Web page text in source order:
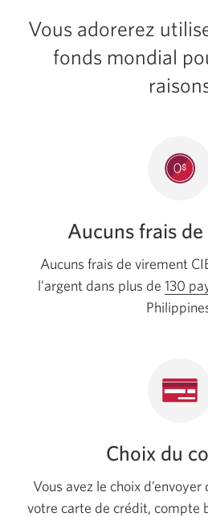
Vous adorerez
fonds mondial
Aucuns frais
Aucuns frais de virement
l’argent dans plus de 130
Choix du
Vous avez le choix
votre carte de crédit, compte